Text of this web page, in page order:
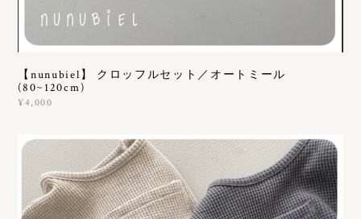
【nunubiel】 クロッフルセット／オートミール
(80~120cm)
¥4,000